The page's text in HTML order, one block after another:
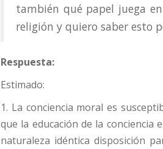
también qué papel juega
religión y quiero saber esto
Respuesta:
Estimado:
1. La conciencia moral es
que la educación de la conciencia
naturaleza idéntica disposición